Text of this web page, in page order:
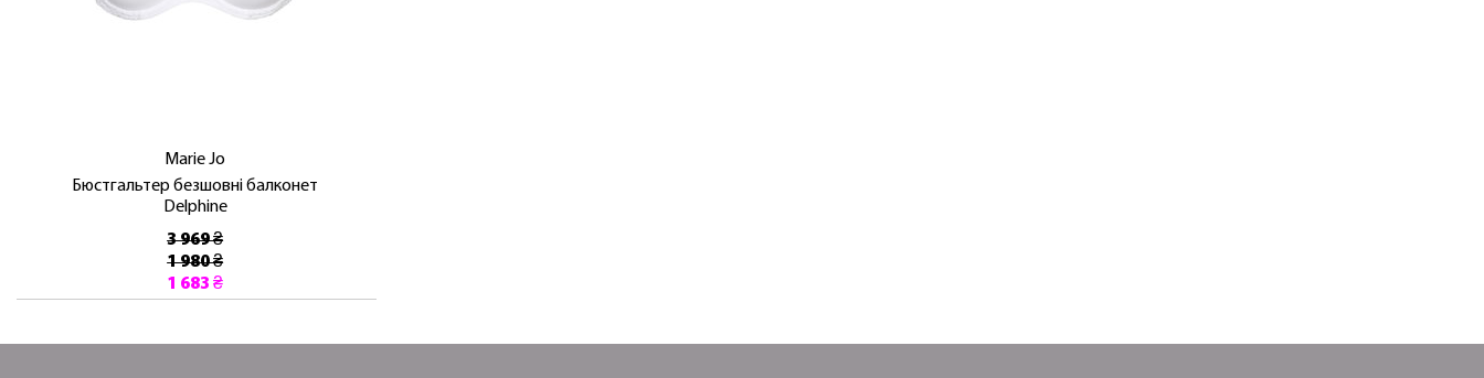
Marie Jo
Бюстгальтер безшовні балконет
Delphine
3 969 ₴
1 980 ₴
1 683 ₴